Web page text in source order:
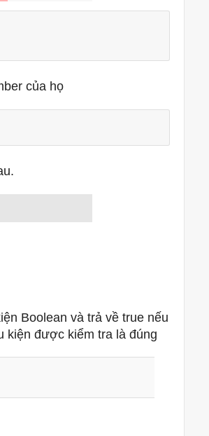
của họ
Boolean và trả về true nếu
kiện được kiểm tra là đúng